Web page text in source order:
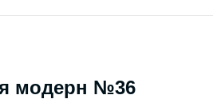
модерн №36